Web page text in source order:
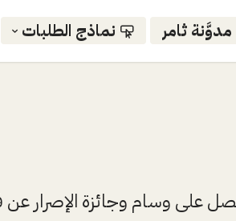
مدوَّنة ثامر نماذج الطلبات
على وسام وجائزة الإصرار عن